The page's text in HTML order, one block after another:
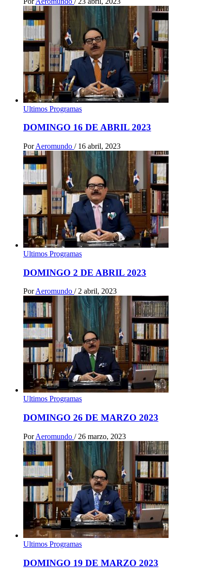
Ultimos Programas
DOMINGO 16 DE ABRIL 2023
Por Aeromundo / 16 abril, 2023
Ultimos Programas
DOMINGO 2 DE ABRIL 2023
Por Aeromundo / 2 abril, 2023
Ultimos Programas
DOMINGO 26 DE MARZO 2023
Por Aeromundo / 26 marzo, 2023
Ultimos Programas
DOMINGO 19 DE MARZO 2023